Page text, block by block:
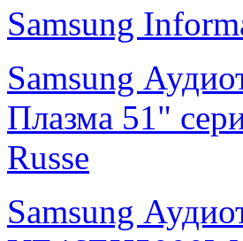
Samsung
Samsung
Плазма 51"
Russe
Samsung